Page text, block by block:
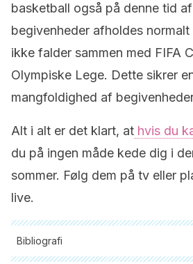
basketball også på denne tid
begivenheder afholdes
ikke falder sammen med FIFA
Olympiske Lege. Dette sikrer
mangfoldighed af
Alt i alt er det klart, at hvis du
du på ingen måde kede dig i
sommer. Følg dem på tv eller
live.
Bibliografi
Alle citerede kilder blev grundigt